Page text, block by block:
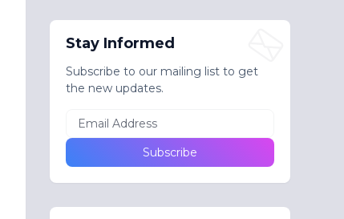
Stay Informed
Subscribe to our mailing list to get
the new updates.